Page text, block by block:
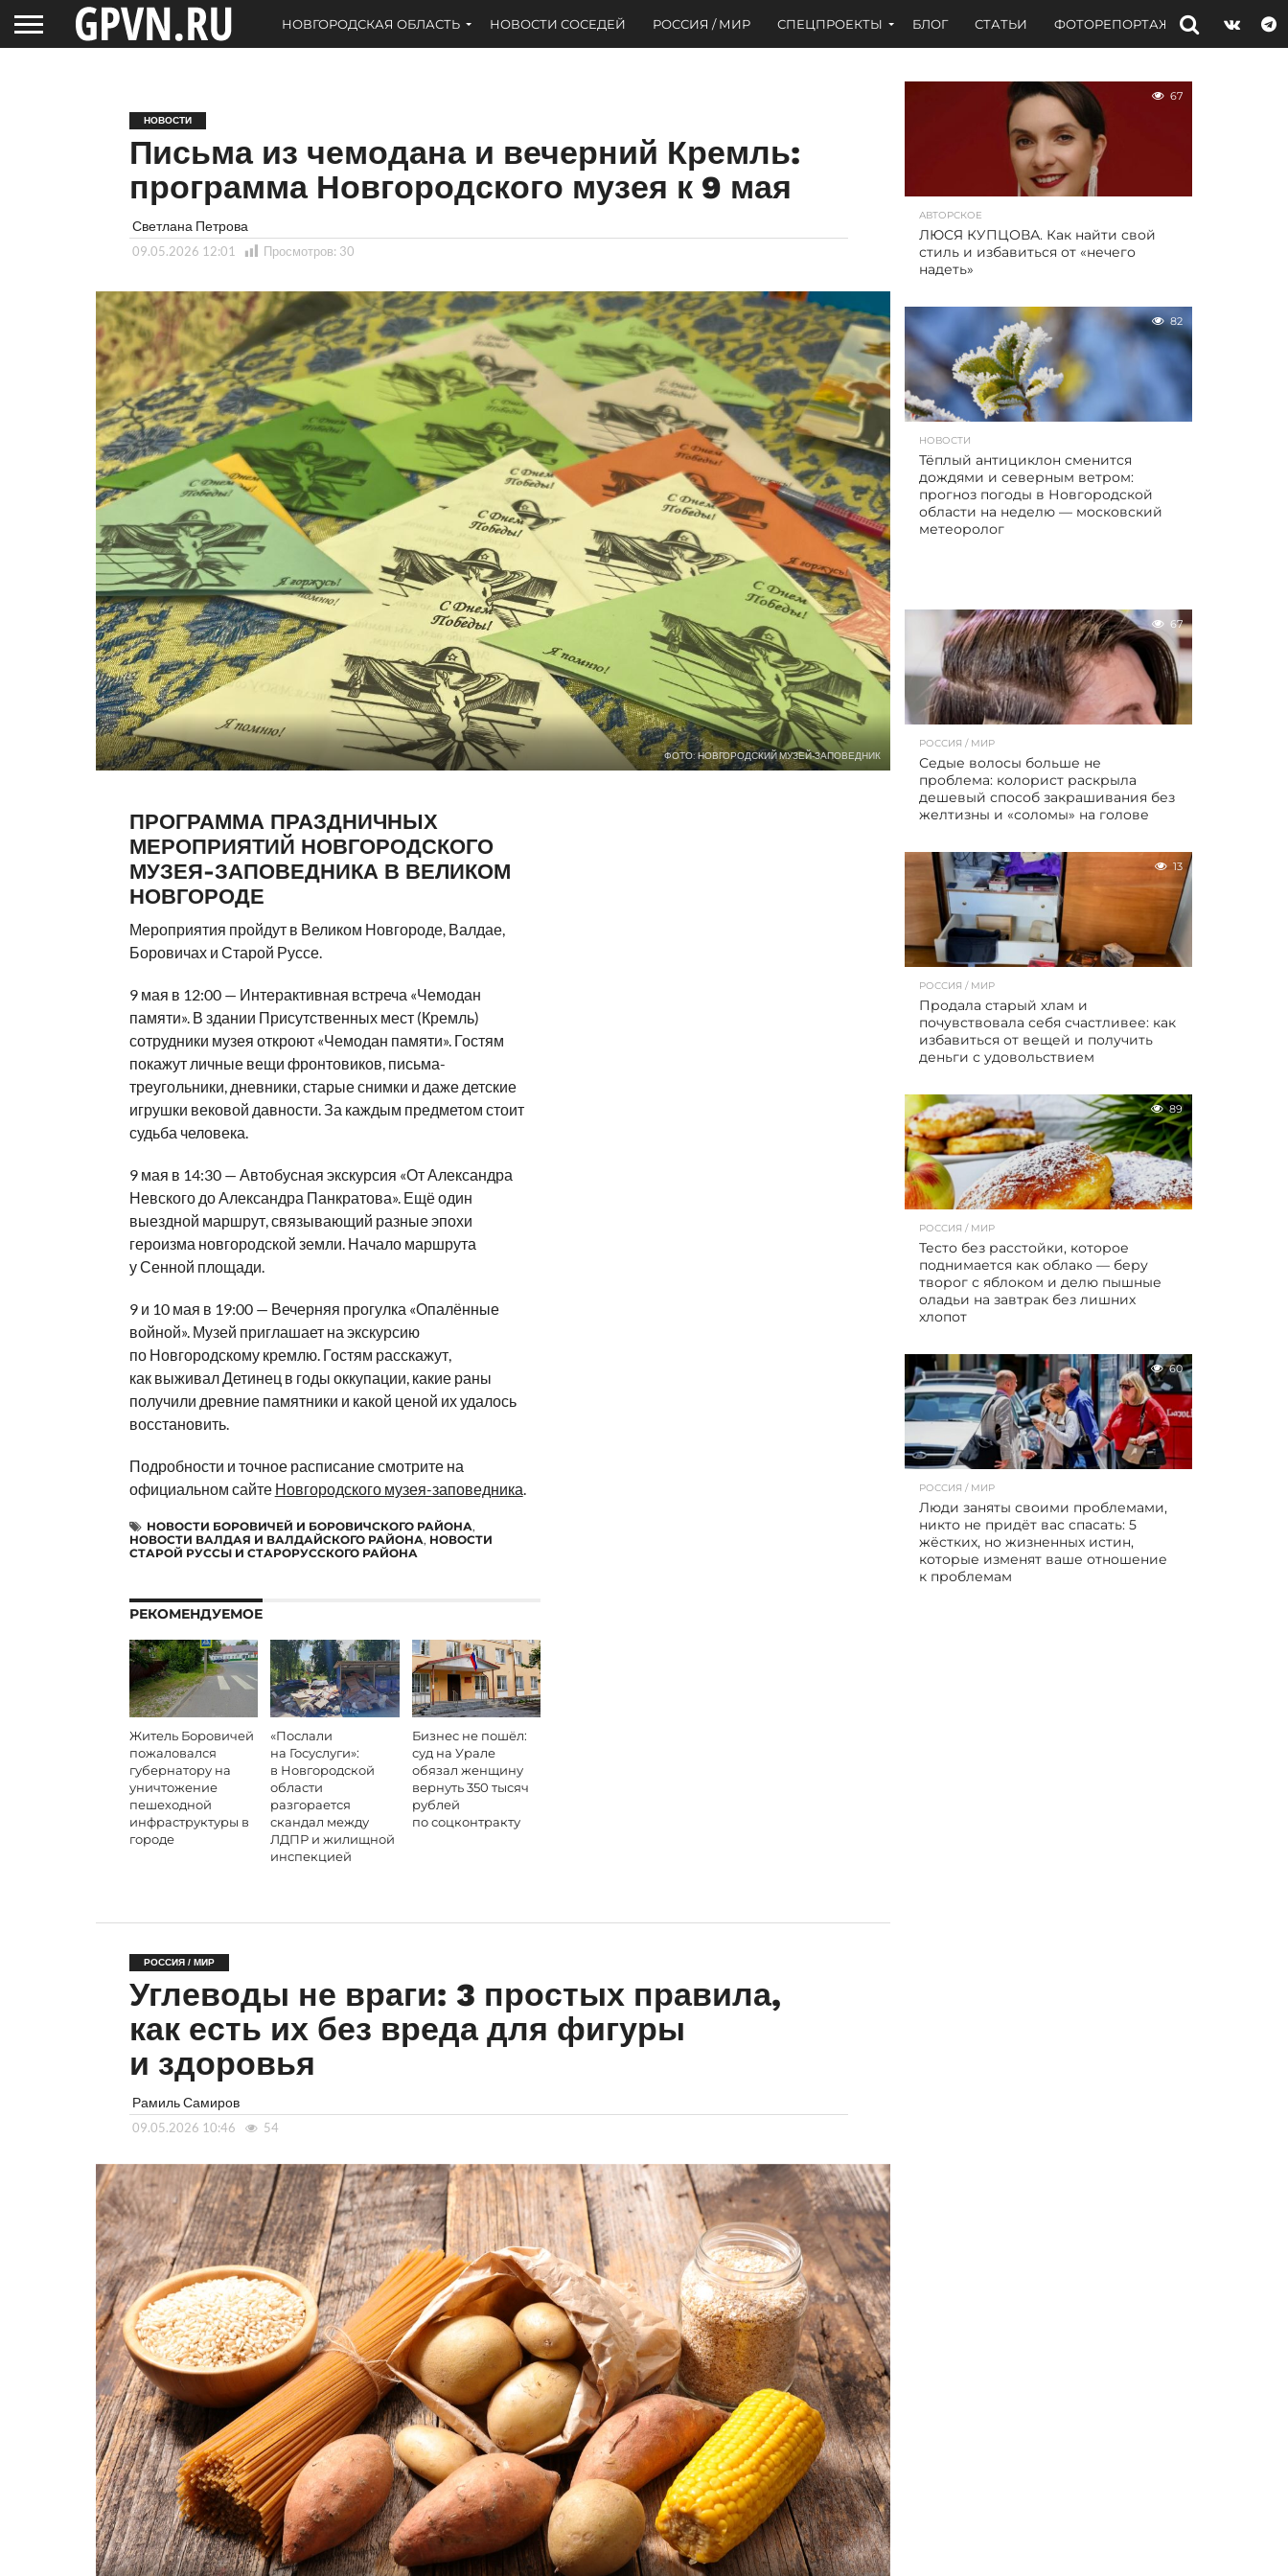
НОВГОРОДСКАЯ ОБЛАСТЬ НОВОСТИ СОСЕДЕЙ РОССИЯ / МИР СПЕЦПРОЕКТЫ БЛОГ СТАТЬИ ФОТОРЕПОРТАЖИ ИНТЕРВЬЮ
НОВОСТИ
Письма из чемодана и вечерний Кремль:
программа Новгородского музея к 9 мая
Светлана Петрова
09.05.2026 12:01 Просмотров: 30
ФОТО: НОВГОРОДСКИЙ МУЗЕЙ-ЗАПОВЕДНИК
ПРОГРАММА ПРАЗДНИЧНЫХ
МЕРОПРИЯТИЙ НОВГОРОДСКОГО
МУЗЕЯ-ЗАПОВЕДНИКА В ВЕЛИКОМ
НОВГОРОДЕ
Мероприятия пройдут в Великом Новгороде, Валдае,
Боровичах и Старой Руссе.
9 мая в 12:00 — Интерактивная встреча «Чемодан
памяти». В здании Присутственных мест (Кремль)
сотрудники музея откроют «Чемодан памяти». Гостям
покажут личные вещи фронтовиков, письма-
треугольники, дневники, старые снимки и даже детские
игрушки вековой давности. За каждым предметом стоит
судьба человека.
9 мая в 14:30 — Автобусная экскурсия «От Александра
Невского до Александра Панкратова». Ещё один
выездной маршрут, связывающий разные эпохи
героизма новгородской земли. Начало маршрута
у Сенной площади.
9 и 10 мая в 19:00 — Вечерняя прогулка «Опалённые
войной». Музей приглашает на экскурсию
по Новгородскому кремлю. Гостям расскажут,
как выживал Детинец в годы оккупации, какие раны
получили древние памятники и какой ценой их удалось
восстановить.
Подробности и точное расписание смотрите на
официальном сайте Новгородского музея-заповедника.
НОВОСТИ БОРОВИЧЕЙ И БОРОВИЧСКОГО РАЙОНА,
НОВОСТИ ВАЛДАЯ И ВАЛДАЙСКОГО РАЙОНА, НОВОСТИ
СТАРОЙ РУССЫ И СТАРОРУССКОГО РАЙОНА
РЕКОМЕНДУЕМОЕ
Житель Боровичей
пожаловался
губернатору на
уничтожение
пешеходной
инфраструктуры в
городе
«Послали
на Госуслуги»:
в Новгородской
области
разгорается
скандал между
ЛДПР и жилищной
инспекцией
Бизнес не пошёл:
суд на Урале
обязал женщину
вернуть 350 тысяч
рублей
по соцконтракту
РОССИЯ / МИР
Углеводы не враги: 3 простых правила,
как есть их без вреда для фигуры
и здоровья
Рамиль Самиров
09.05.2026 10:46 54
67
АВТОРСКОЕ
ЛЮСЯ КУПЦОВА. Как найти свой
стиль и избавиться от «нечего
надеть»
82
НОВОСТИ
Тёплый антициклон сменится
дождями и северным ветром:
прогноз погоды в Новгородской
области на неделю — московский
метеоролог
67
РОССИЯ / МИР
Седые волосы больше не
проблема: колорист раскрыла
дешевый способ закрашивания без
желтизны и «соломы» на голове
13
РОССИЯ / МИР
Продала старый хлам и
почувствовала себя счастливее: как
избавиться от вещей и получить
деньги с удовольствием
89
РОССИЯ / МИР
Тесто без расстойки, которое
поднимается как облако — беру
творог с яблоком и делю пышные
оладьи на завтрак без лишних
хлопот
60
РОССИЯ / МИР
Люди заняты своими проблемами,
никто не придёт вас спасать: 5
жёстких, но жизненных истин,
которые изменят ваше отношение
к проблемам